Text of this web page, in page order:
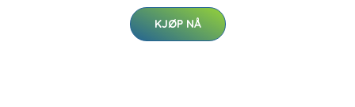
KJØP NÅ